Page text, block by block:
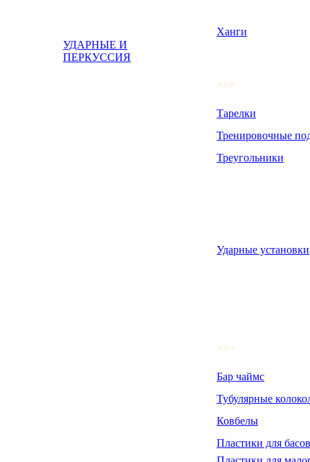
УДАРНЫЕ И
ПЕРКУССИЯ
Ханги
>>>
Тарелки
Тренировочные
Треугольники
Ударные установки
>>>
Бар чаймс
Тубулярные
Ковбелы
Пластики для